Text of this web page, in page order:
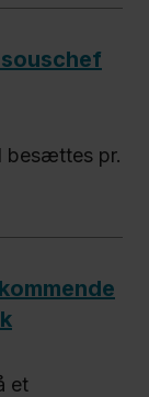
besættes pr.
et